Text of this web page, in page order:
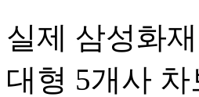
실제 삼성화
대형 5개사